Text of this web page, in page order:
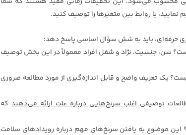
یا روابط بین متغیرها را توصیف کنید.
حرفه‌ای، باید به شش سؤال اساسی پاسخ دهد:
سن، جنسیت، نژاد و شغل افراد معمولاً در این بخش توصیف
یک تعریف واضح و قابل اندازه‌گیری از مورد مطالعه ضروری
توصیفیاغلب سرنخ‌هایی درباره علت ارائه می‌دهندکه
این موضوع به یافتن سرنخ‌های مهم درباره رویدادهای سلامت